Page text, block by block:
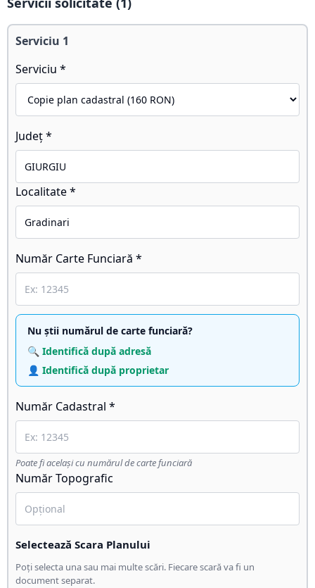
Serviciu 1
Serviciu *
Județ *
Localitate *
Număr Carte Funciară *
Nu știi numărul de carte funciară?
🔍 Identifică după adresă
👤 Identifică după proprietar
Număr Cadastral *
Poate fi același cu numărul de carte funciară
Număr Topografic
Selectează Scara Planului
Poți selecta una sau mai multe scări. Fiecare scară va fi un
document separat.